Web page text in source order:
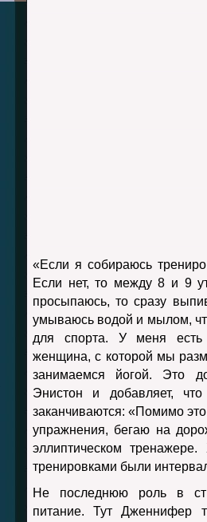
«Если я собираюсь
Если нет, то между 8 и 9
просыпаюсь, то сразу
умываюсь водой и мылом,
для спорта. У меня есть
женщина, с которой мы
занимаемся йогой. Это
Энистон и добавляет,
заканчиваются: «Помимо
упражнения, бегаю на
эллиптическом
тренировками были
Не последнюю роль в
питание. Тут Дженнифер